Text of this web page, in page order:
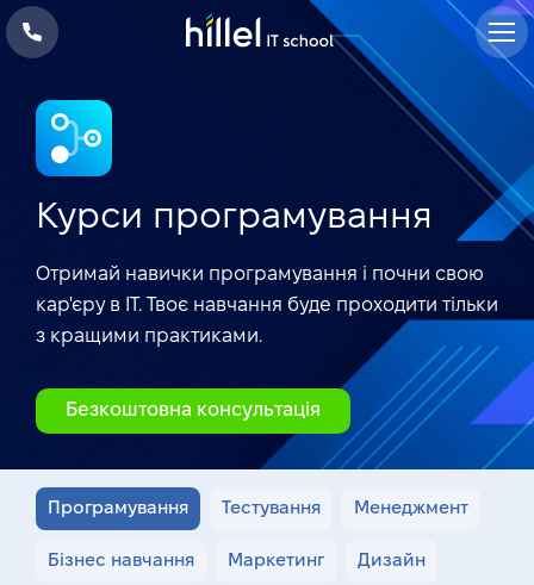
Курси програмування
Отримай навички програмування і почни свою
кар'єру в IT. Твоє навчання буде проходити тільки
з кращими практиками.
Безкоштовна консультація
Програмування Тестування Менеджмент
Бізнес навчання Маркетинг Дизайн